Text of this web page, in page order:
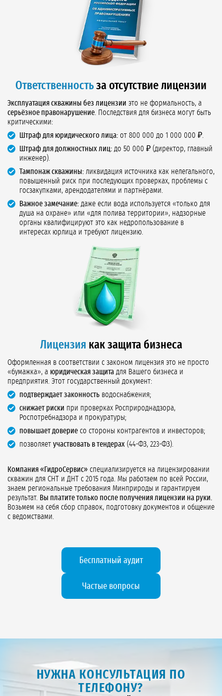
Ответственность за отсутствие лицензии
Эксплуатация скважины без лицензии это не формальность, а
серьёзное правонарушение . Последствия для бизнеса могут быть
критическими:
Штраф для юридического лица: от 800 000 до 1 000 000 ₽.
Штраф для должностных лиц: до 50 000 ₽ (директор, главный
инженер).
Тампонаж скважины: ликвидация источника как нелегального,
повышенный риск при последующих проверках, проблемы с
госзакупками, арендодателями и партнёрами.
Важное замечание: даже если вода используется «только для
душа на охране» или «для полива территории», надзорные
органы квалифицируют это как недропользование в
интересах юрлица и требуют лицензию.
Лицензия как защита бизнеса
Оформленная в соответствии с законом лицензия это не просто
«бумажка», а юридическая защита для Вашего бизнеса и
предприятия. Этот государственный документ:
подтверждает законность водоснабжения;
снижает риски при проверках Росприроднадзора,
Роспотребнадзора и прокуратуры;
повышает доверие со стороны контрагентов и инвесторов;
позволяет участвовать в тендерах (44-ФЗ, 223-ФЗ).
Компания «ГидроСервис» специализируется на лицензировании
скважин для СНТ и ДНТ с 2015 года. Мы работаем по всей России,
знаем региональные требования Минприроды и гарантируем
результат. Вы платите только после получения лицензии на руки.
Возьмем на себя сбор справок, подготовку документов и общение
с ведомствами.
Бесплатный аудит
Частые вопросы
НУЖНА КОНСУЛЬТАЦИЯ ПО
ТЕЛЕФОНУ?